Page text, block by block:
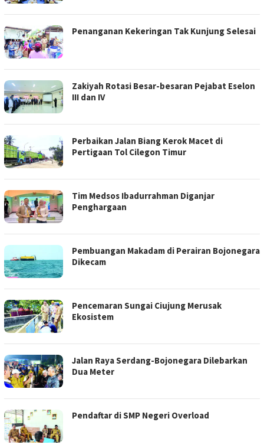
Penanganan Kekeringan Tak Kunjung Selesai
Zakiyah Rotasi Besar-besaran Pejabat Eselon
III dan IV
Perbaikan Jalan Biang Kerok Macet di
Pertigaan Tol Cilegon Timur
Tim Medsos Ibadurrahman Diganjar
Penghargaan
Pembuangan Makadam di Perairan Bojonegara
Dikecam
Pencemaran Sungai Ciujung Merusak
Ekosistem
Jalan Raya Serdang-Bojonegara Dilebarkan
Dua Meter
Pendaftar di SMP Negeri Overload